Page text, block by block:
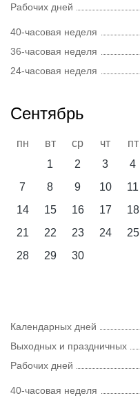
Рабочих дней
40-часовая неделя
36-часовая неделя
24-часовая неделя
Сентябрь
пн вт ср чт пт
1
2 3 4
7
8 9 10 11
14
15 16 17 18
21
22 23 24 25
28
29 30
Календарных дней
Выходных и праздничных
Рабочих дней
40-часовая неделя